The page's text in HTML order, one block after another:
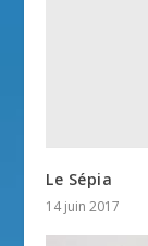
Le Sépia
14 juin 2017